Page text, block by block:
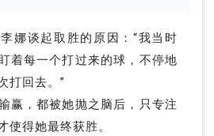
娜谈起取胜的原因：“我当时
着每一个打过来的球，不停地
打回去。”
赢，都被她抛之脑后，只专注
使得她最终获胜。